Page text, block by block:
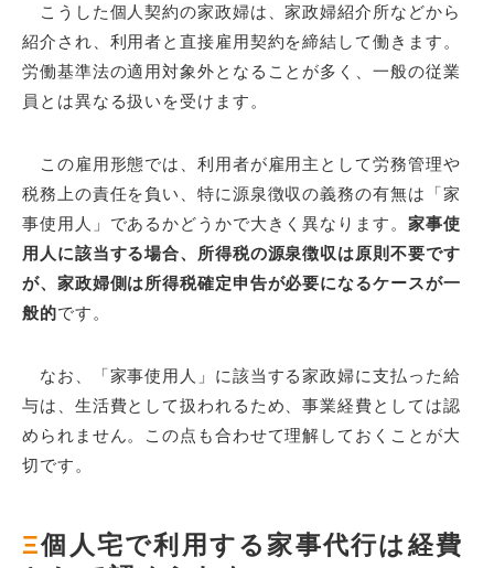
こうした個人契約の家政婦は、家政婦紹介所などから
紹介され、利用者と直接雇用契約を締結して働きます。
労働基準法の適用対象外となることが多く、一般の従業
員とは異なる扱いを受けます。
この雇用形態では、利用者が雇用主として労務管理や
税務上の責任を負い、特に源泉徴収の義務の有無は「家
事使用人」であるかどうかで大きく異なります。 家事使
用人に該当する場合、所得税の源泉徴収は原則不要です
が、家政婦側は所得税確定申告が必要になるケースが一
般的です。
なお、「家事使用人」に該当する家政婦に支払った給
与は、生活費として扱われるため、事業経費としては認
められません。この点も合わせて理解しておくことが大
切です。
Ξ個人宅で利用する家事代行は経費